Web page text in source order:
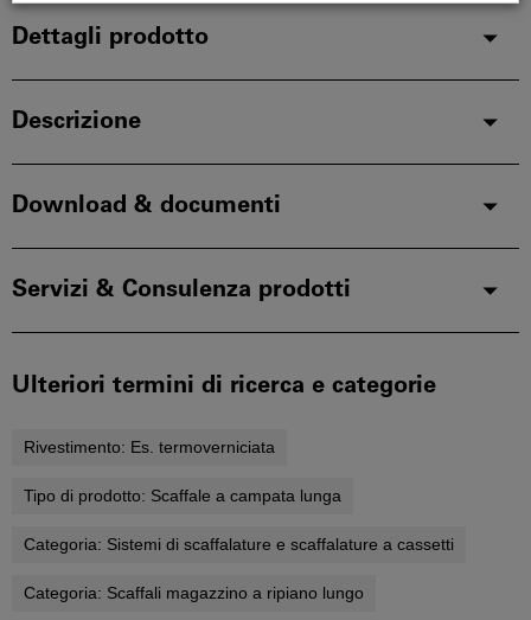
Dettagli prodotto
Descrizione
Download & documenti
Servizi & Consulenza prodotti
Ulteriori termini di ricerca e categorie
Rivestimento: Es. termoverniciata
Tipo di prodotto: Scaffale a campata lunga
Categoria: Sistemi di scaffalature e scaffalature a cassetti
Categoria: Scaffali magazzino a ripiano lungo